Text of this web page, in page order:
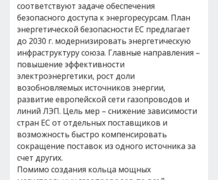
соответствуют задаче обеспечения
безопасного доступа к энергоресурсам. План
энергетической безопасности ЕС предлагает
до 2030 г. модернизировать энергетическую
инфраструктуру союза. Главные направления –
повышение эффективности
электроэнергетики, рост доли
возобновляемых источников энергии,
развитие европейской сети газопроводов и
линий ЛЭП. Цель мер – снижение зависимости
стран ЕС от отдельных поставщиков и
возможность быстро компенсировать
сокращение поставок из одного источника за
счет других.
Помимо создания кольца мощных